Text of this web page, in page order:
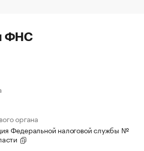
ФНС
органа
Федеральной налоговой службы №